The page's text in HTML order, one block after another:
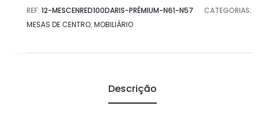
REF: 12-MESCENRED100DARIS-PRÉMIUM-N61-N57
CATEGORIAS:
MESAS DE CENTRO, MOBILIÁRIO
Descrição